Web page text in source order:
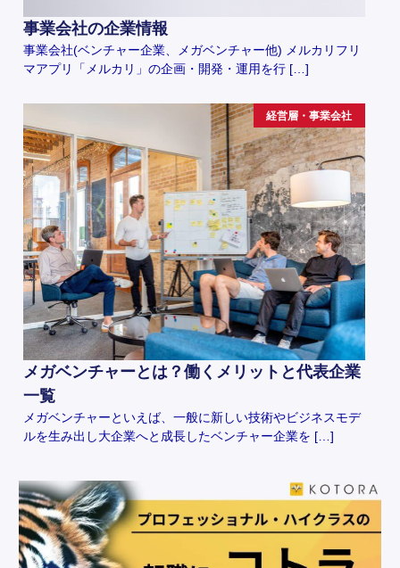
事業会社の企業情報
事業会社(ベンチャー企業、メガベンチャー他) メルカリフリ
マアプリ「メルカリ」の企画・開発・運用を行 […]
経営層・事業会社
メガベンチャーとは？働くメリットと代表企業
一覧
メガベンチャーといえば、一般に新しい技術やビジネスモデ
ルを生み出し大企業へと成長したベンチャー企業を […]